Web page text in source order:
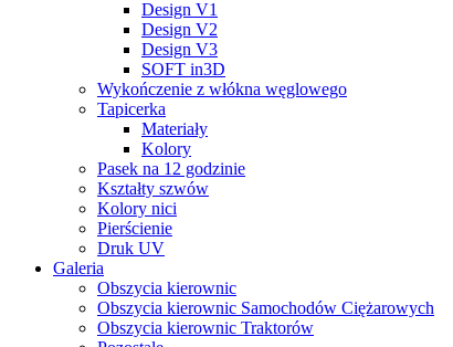
Design V1
Design V2
Design V3
SOFT in3D
Wykończenie z włókna węglowego
Tapicerka
Materiały
Kolory
Pasek na 12 godzinie
Kształty szwów
Kolory nici
Pierścienie
Druk UV
Galeria
Obszycia kierownic
Obszycia kierownic Samochodów Ciężarowych
Obszycia kierownic Traktorów